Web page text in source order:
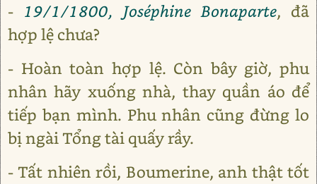
- 19/1/1800, Joséphine Bonaparte, đã
hợp lệ chưa?
- Hoàn toàn hợp lệ. Còn bây giờ, phu
nhân hãy xuống nhà, thay quần áo để
tiếp bạn mình. Phu nhân cũng đừng lo
bị ngài Tổng tài quấy rầy.
- Tất nhiên rồi, Boumerine, anh thật tốt